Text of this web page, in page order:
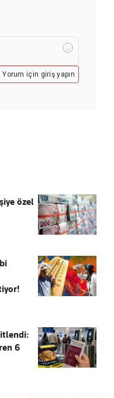
Yorum için giriş yapın
özel
6